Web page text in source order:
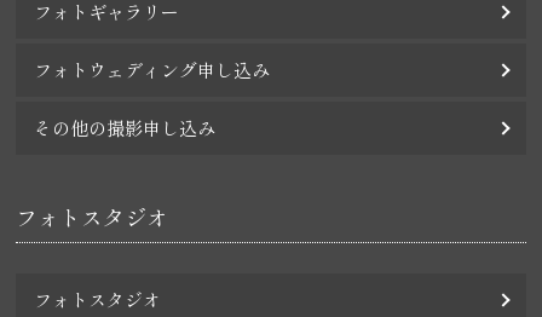
フォトギャラリー
フォトウェディング申し込み
その他の撮影申し込み
フォトスタジオ
フォトスタジオ